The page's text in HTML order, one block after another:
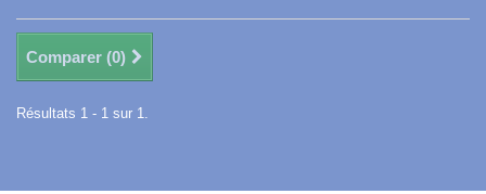
Comparer (0)
Résultats 1 - 1 sur 1.